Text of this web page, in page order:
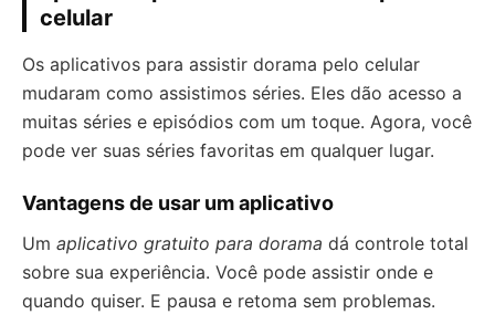
celular
Os aplicativos para assistir dorama pelo celular
mudaram como assistimos séries. Eles dão acesso a
muitas séries e episódios com um toque. Agora, você
pode ver suas séries favoritas em qualquer lugar.
Vantagens de usar um aplicativo
Um aplicativo gratuito para dorama dá controle total
sobre sua experiência. Você pode assistir onde e
quando quiser. E pausa e retoma sem problemas.